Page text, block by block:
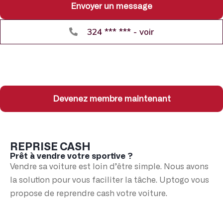
Envoyer un message
324 *** *** - voir
Devenez membre maintenant
REPRISE CASH
Prêt à vendre votre sportive ?
Vendre sa voiture est loin d’être simple. Nous avons
la solution pour vous faciliter la tâche. Uptogo vous
propose de reprendre cash votre voiture.